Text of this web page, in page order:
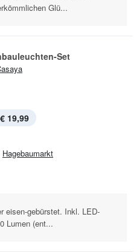
Glü...
Set
€ 19,99
Hagebaumarkt
eisen-gebürstet. Inkl. LED-
Lumen (ent...